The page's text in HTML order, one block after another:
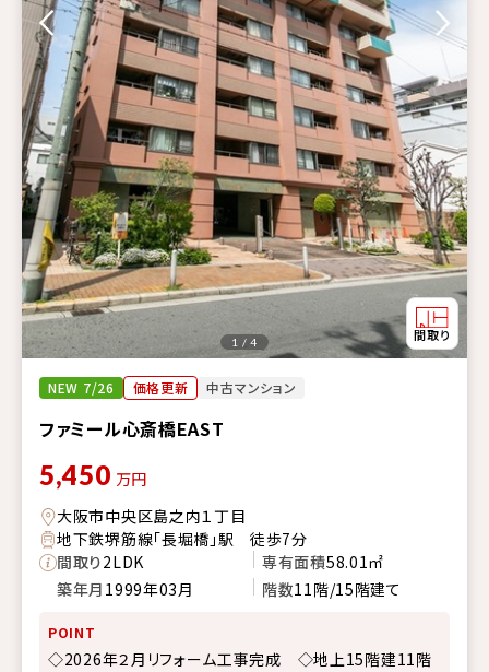
NEW 7/26 価格更新 中古マンション
ファミール心斎橋EAST
1 / 4
5,450 万円
大阪市中央区島之内１丁目
地下鉄堺筋線「長堀橋」駅 徒歩7分
間取り2LDK 専有面積58.01㎡
築年月 1999年03月 階数11階/15階建て
POINT
◇2026年２月リフォーム工事完成 ◇地上15階建11階